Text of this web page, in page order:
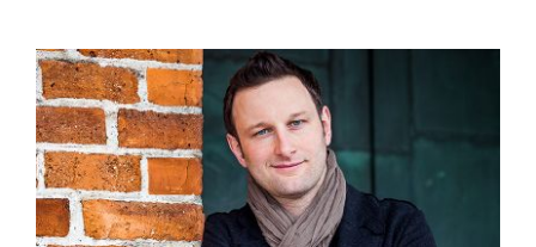
Zeige
grösseres
Bild